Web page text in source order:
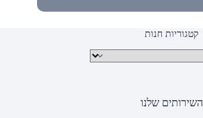
קטגוריות חנות
קטגוריות מוצרים
השירותים שלנו